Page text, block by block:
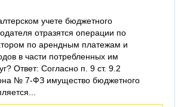
учете бюджетного
отразятся операции по
по арендным платежам и
в части потребленных им
Ответ: Согласно п. 9 ст. 9.2
№ 7-ФЗ имущество бюджетного